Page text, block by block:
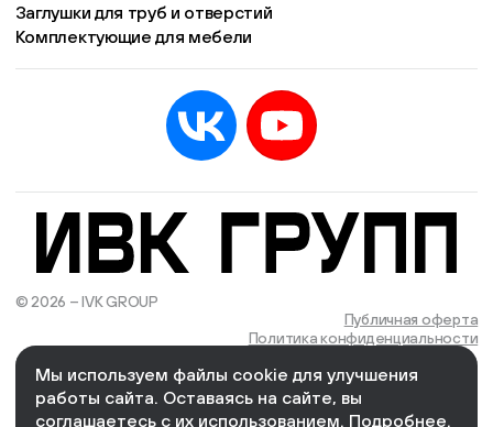
Заглушки для труб и отверстий
Комплектующие для мебели
© 2026 – IVK GROUP
Публичная оферта
Политика конфиденциальности
Cоздано и поддерживается в компании We Wizards
Мы используем файлы cookie для улучшения
работы сайта. Оставаясь на сайте, вы
соглашаетесь с их использованием. Подробнее.
Есть учётная запись? Войти